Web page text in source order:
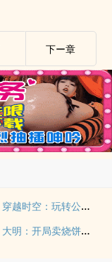
下ー章
穿越时空：玩转公元219年
大明：开局卖烧饼，朱元璋求我当皇帝